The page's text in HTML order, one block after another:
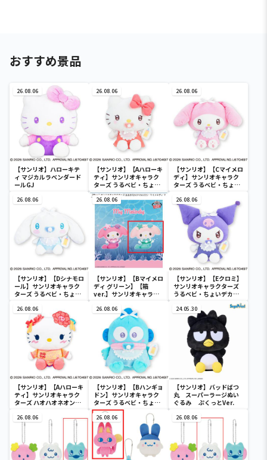
おすすめ景品
26.08.06
【サンリオ】ハローキテ
ィ マジカルラベンダード
ールGJ
26.08.06
【サンリオ】【Aハローキ
ティ】サンリオキャラク
ターズ うるベビ・ちょい
デカドール
26.08.06
【サンリオ】【Cマイメロ
ディ】サンリオキャラク
ターズ うるベビ・ちょい
26.08.06
【サンリオ】【Dシナモロ
ール】サンリオキャラク
ターズ うるベビ・ちょい
26.08.06
【サンリオ】【Bマイメロ
ディ グリーン】【箱
ver.】サンリオキャラク
SOFVIMATES～マイメロ
ディ マーメイドver. ～
26.08.06
【サンリオ】【Eクロミ】
サンリオキャラクターズ
うるベビ・ちょいデカド
26.08.06
【サンリオ】【Aハローキ
ティ】サンリオキャラク
ターズ ハオハオネオンタ
26.08.06
【サンリオ】【Bハンギョ
ドン】サンリオキャラク
ターズ うるベビ・ちょい
デカドール
24.05.30
【サンリオ】バッドばつ
丸 スーパーラージぬい
ぐるみ ぷくっとVer.
26.08.06 26.08.06 26.08.06